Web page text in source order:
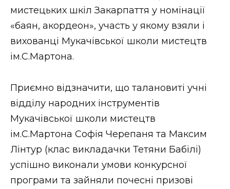
НОВИНИ ЗАХІДНОЇ УКРАЇНИ
ФОТО
мистецьких шкіл Закарпаття у номінації
«баян, акордеон», участь у якому взяли і
вихованці Мукачівської школи мистецтв
ім.С.Мартона.
Приємно відзначити, що талановиті учні
відділу народних інструментів
Мукачівської школи мистецтв
ім.С.Мартона Софія Черепаня та Максим
Лінтур (клас викладачки Тетяни Бабілі)
успішно виконали умови конкурсної
програми та зайняли почесні призові